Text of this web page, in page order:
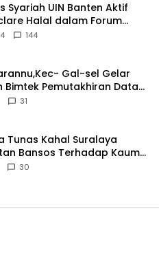
Syariah UIN Banten Aktif
Halal dalam Forum
144
Gal-sel Gelar
Bimtek Pemutakhiran Data
31
Tunas Kahal Suralaya
Bansos Terhadap Kaum
Yatim-Piatu
30